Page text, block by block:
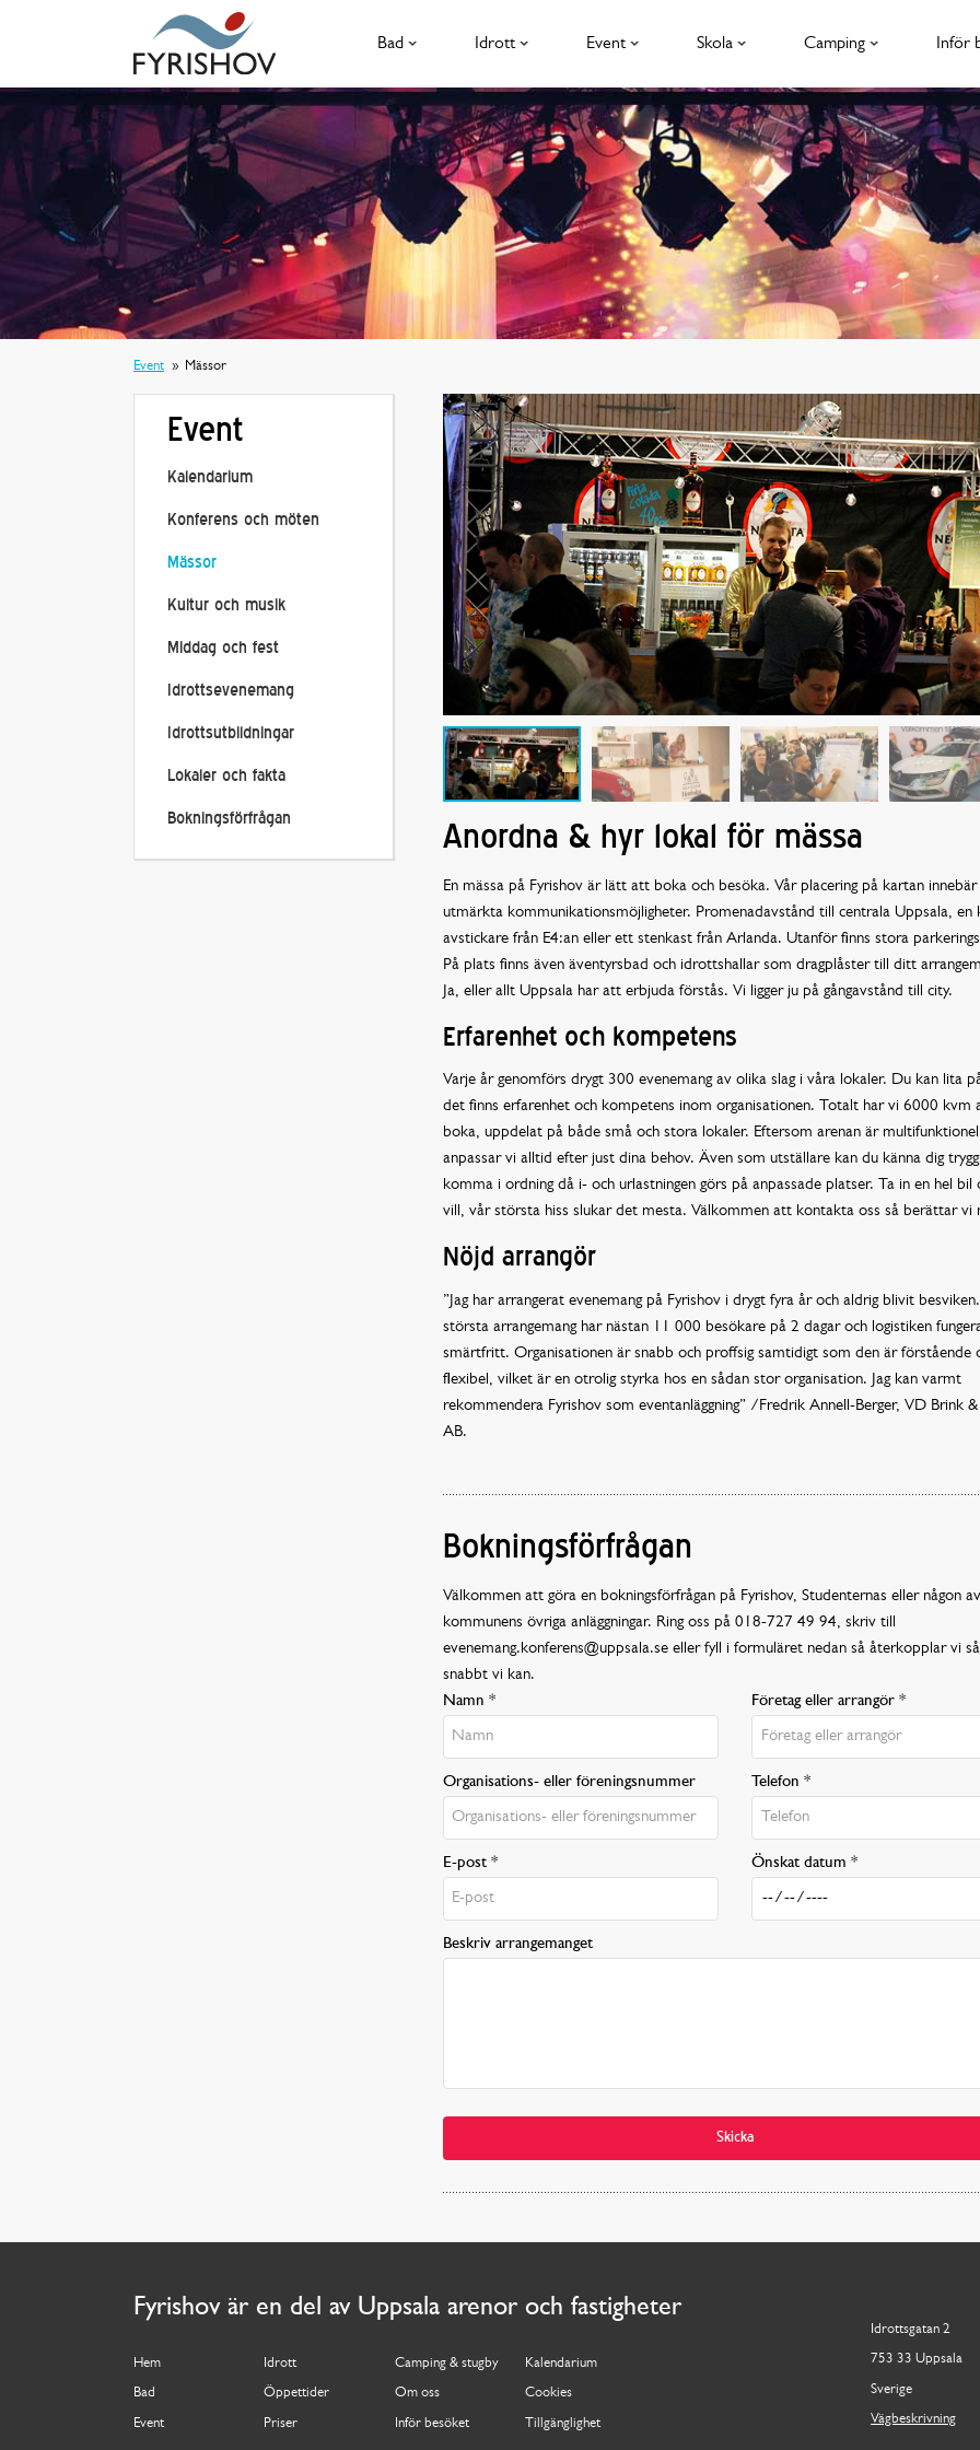
Bad Idrott Event Skola Camping Inför
Event Mässor
Event
Kalendarium
Konferens och möten
Mässor
Kultur och musik
Middag och fest
Idrottsevenemang
Idrottsutbildningar
Lokaler och fakta
Bokningsförfrågan
Anordna & hyr lokal för mässa
En mässa på Fyrishov är lätt att boka och besöka. Vår placering på kartan innebär
utmärkta kommunikationsmöjligheter. Promenadavstånd till centrala Uppsala, en
avstickare från E4:an eller ett stenkast från Arlanda. Utanför finns stora
På plats finns även äventyrsbad och idrottshallar som dragplåster till ditt
Ja, eller allt Uppsala har att erbjuda förstås. Vi ligger ju på gångavstånd till city.
Erfarenhet och kompetens
Varje år genomförs drygt 300 evenemang av olika slag i våra lokaler. Du kan lita
det finns erfarenhet och kompetens inom organisationen. Totalt har vi 6000 kvm
boka, uppdelat på både små och stora lokaler. Eftersom arenan är
anpassar vi alltid efter just dina behov. Även som utställare kan du känna dig
komma i ordning då i- och urlastningen görs på anpassade platser. Ta in en hel bil
vill, vår största hiss slukar det mesta. Välkommen att kontakta oss så berättar vi
Nöjd arrangör
”Jag har arrangerat evenemang på Fyrishov i drygt fyra år och aldrig blivit
största arrangemang har nästan 11 000 besökare på 2 dagar och logistiken
smärtfritt. Organisationen är snabb och proffsig samtidigt som den är förstående
flexibel, vilket är en otrolig styrka hos en sådan stor organisation. Jag kan varmt
rekommendera Fyrishov som eventanläggning” /Fredrik Annell-Berger, VD Brink &
AB.
Bokningsförfrågan
Välkommen att göra en bokningsförfrågan på Fyrishov, Studenternas eller någon av
kommunens övriga anläggningar. Ring oss på 018-727 49 94, skriv till
evenemang.konferens@uppsala.se eller fyll i formuläret nedan så återkopplar vi så
snabbt vi kan.
Namn *
Företag eller arrangör *
Organisations- eller föreningsnummer Telefon *
E-post * Önskat datum *
Beskriv arrangemanget
Skicka
Fyrishov är en del av Uppsala arenor och fastigheter
Hem
Bad
Event
Idrott
Öppettider
Priser
Camping & stugby
Om oss
Inför besöket
Kalendarium
Cookies
Tillgänglighet
Idrottsgatan 2
753 33 Uppsala
Sverige
Vägbeskrivning